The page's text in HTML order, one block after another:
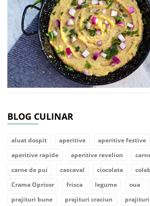
BLOG CULINAR
aluat dospit aperitive aperitive festive
aperitive rapide
aperitive revelion
carne de pui
cascaval ciocolata
Crama Oprisor
frisca legume oua
prajituri bune
prajituri craciun prajituri